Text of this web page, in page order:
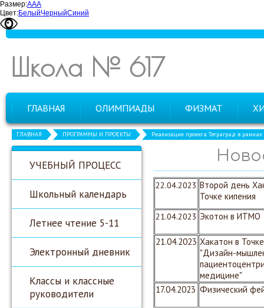
Размер:ААА
Цвет:БелыйЧерныйСиний
Школа № 617
ГЛАВНАЯ ОЛИМПИАДЫ ФИЗМАТ
ГЛАВНАЯ ПРОГРАММЫ И ПРОЕКТЫ Реализация проекта Тетраград в
УЧЕБНЫЙ ПРОЦЕСС
Школьный календарь
Летнее чтение 5-11
Электронный дневник
Классы и классные
руководители
22.04.2023 Второй день
Точке кипения
21.04.2023 Экотон в ИТМО
21.04.2023 Хакатон в
"Дизайн-
медицине"
17.04.2023 Физический